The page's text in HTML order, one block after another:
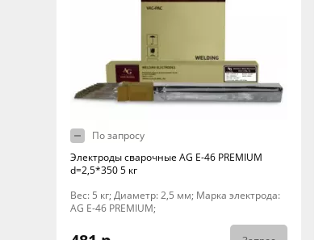
По запросу
Электроды сварочные AG E-46 PREMIUM
d=2,5*350 5 кг
Вес: 5 кг; Диаметр: 2,5 мм; Марка электрода:
AG E-46 PREMIUM;